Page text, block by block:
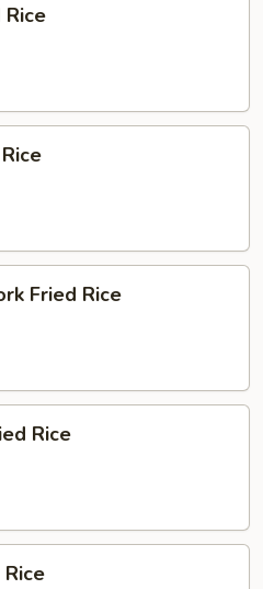
Rice
Fried Rice
Rice